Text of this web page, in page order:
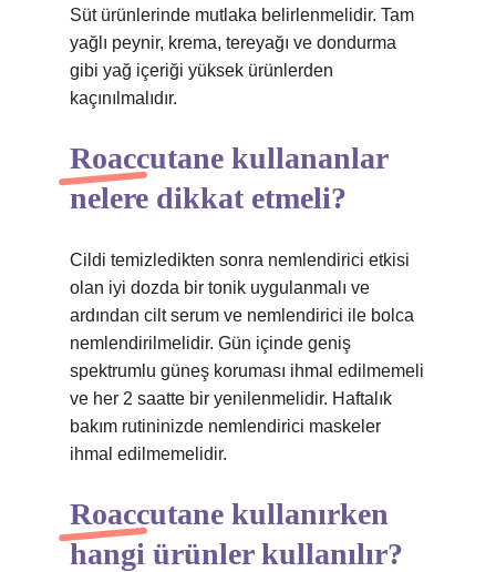
Süt ürünlerinde mutlaka belirlenmelidir. Tam
yağlı peynir, krema, tereyağı ve dondurma
gibi yağ içeriği yüksek ürünlerden
kaçınılmalıdır.
Roaccutane kullananlar
nelere dikkat etmeli?
Cildi temizledikten sonra nemlendirici etkisi
olan iyi dozda bir tonik uygulanmalı ve
ardından cilt serum ve nemlendirici ile bolca
nemlendirilmelidir. Gün içinde geniş
spektrumlu güneş koruması ihmal edilmemeli
ve her 2 saatte bir yenilenmelidir. Haftalık
bakım rutininizde nemlendirici maskeler
ihmal edilmemelidir.
Roaccutane kullanırken
hangi ürünler kullanılır?